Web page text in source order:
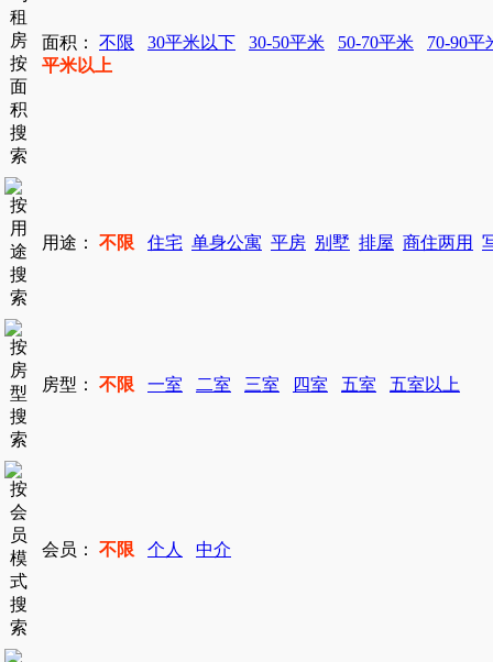
面积： 不限 30平米以下 30-50平米 50-70平米
70-90平
平米以上
用途： 不限 住宅 单身公寓 平房 别墅 排屋 商住两用
房型： 不限 一室 二室 三室 四室 五室 五室以上
会员： 不限 个人 中介